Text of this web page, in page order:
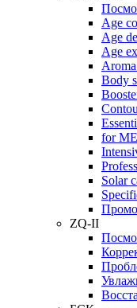
Age
Age
Age
Body
for
Solar
ZQ-II